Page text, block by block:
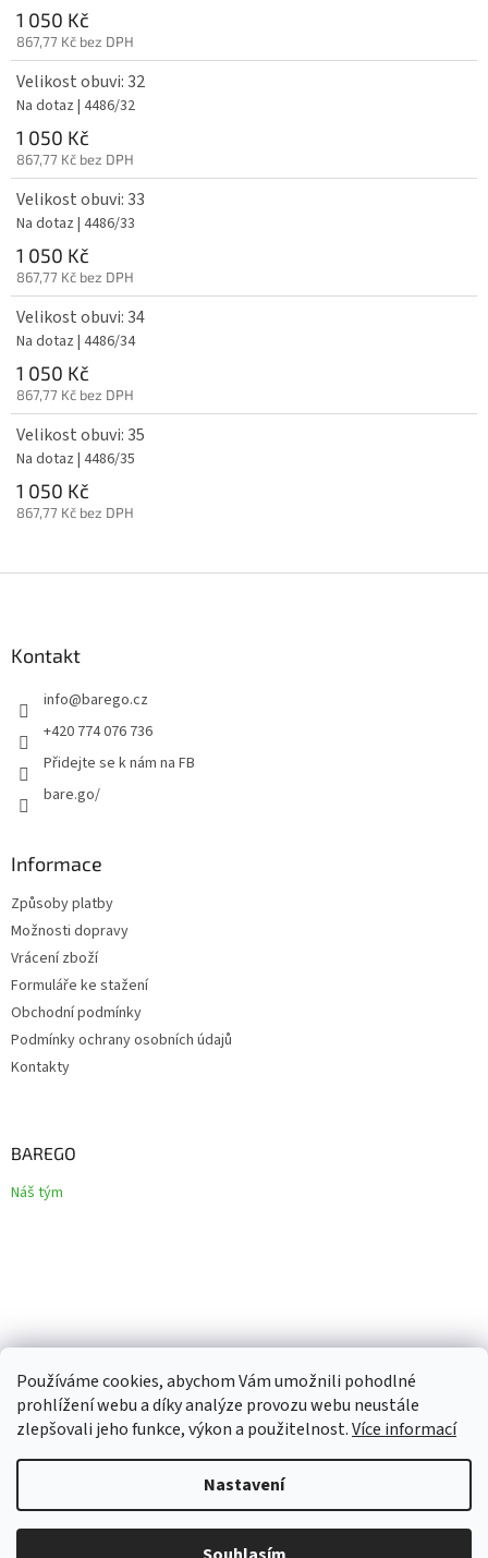
Používáme cookies, abychom Vám umožnili pohodlné
prohlížení webu a díky analýze provozu webu neustále
zlepšovali jeho funkce, výkon a použitelnost.Více informací
Nastavení
1 050 Kč
867,77 Kč bez DPH
Velikost obuvi: 32
Na dotaz | 4486/32
1 050 Kč
867,77 Kč bez DPH
Velikost obuvi: 33
Na dotaz | 4486/33
1 050 Kč
867,77 Kč bez DPH
Velikost obuvi: 34
Na dotaz | 4486/34
1 050 Kč
867,77 Kč bez DPH
Velikost obuvi: 35
Na dotaz | 4486/35
1 050 Kč
867,77 Kč bez DPH
Kontakt
info@barego.cz
+420 774 076 736
Přidejte se k nám na FB
bare.go/
Informace
Způsoby platby
Možnosti dopravy
Vrácení zboží
Formuláře ke stažení
Obchodní podmínky
Podmínky ochrany osobních údajů
Kontakty
BAREGO
Náš tým
Copyright 2026Barego. Všechna práva vyhrazena.Upravit